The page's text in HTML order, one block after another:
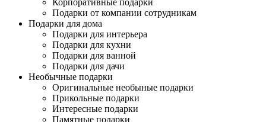
Корпоративные подарки
Подарки от компании сотрудникам
Подарки для дома
Подарки для интерьера
Подарки для кухни
Подарки для ванной
Подарки для дачи
Необычные подарки
Оригинальные необыные подарки
Прикольные подарки
Интересные подарки
Памятные подарки